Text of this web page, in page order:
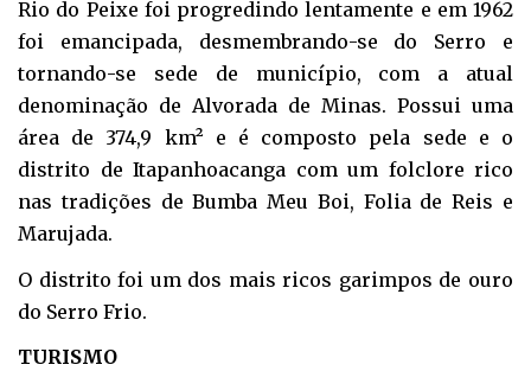
Rio do Peixe foi progredindo lentamente e em 1962
foi emancipada, desmembrando-se do Serro e
tornando-se sede de município, com a atual
denominação de Alvorada de Minas. Possui uma
área de 374,9 km² e é composto pela sede e o
distrito de Itapanhoacanga com um folclore rico
nas tradições de Bumba Meu Boi, Folia de Reis e
Marujada.
O distrito foi um dos mais ricos garimpos de ouro
do Serro Frio.
TURISMO